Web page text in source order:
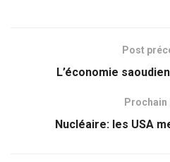
Post
L’économie
Prochain
Nucléaire: les USA